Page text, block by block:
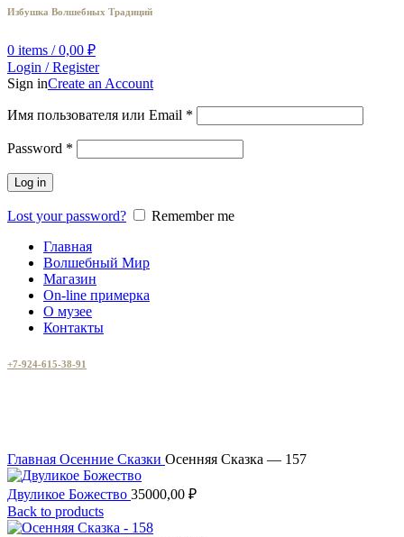
Избушка Волшебных Традиций
0 items / 0,00 ₽
Login / Register
Sign inCreate an Account
Имя пользователя или Email *
Password *
Log in
Lost your password?
Remember me
Главная
Волшебный Мир
Магазин
On-line примерка
О музее
Контакты
+7-924-615-38-91
Главная Осенние Сказки Осенняя Сказка — 157
Двуликое Божество 35000,00 ₽
Back to products